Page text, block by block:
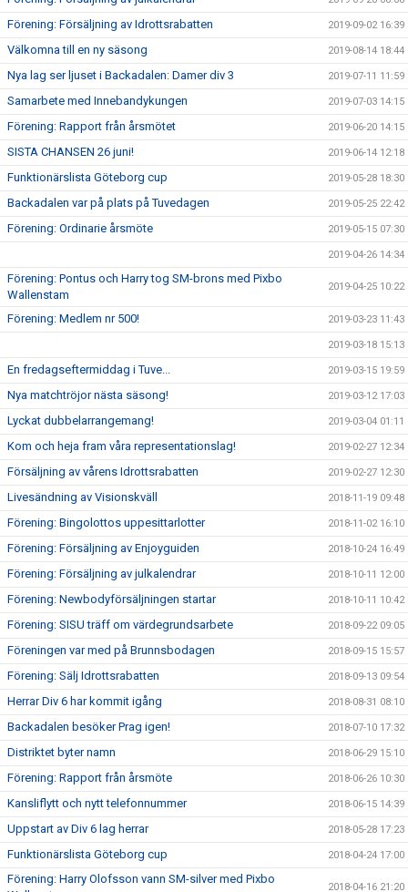
Förening: Försäljning av Idrottsrabatten 2019-09-02 16:39
Välkomna till en ny säsong 2019-08-14 18:44
Nya lag ser ljuset i Backadalen: Damer div 3 2019-07-11 11:59
Samarbete med Innebandykungen 2019-07-03 14:15
Förening: Rapport från årsmötet 2019-06-20 14:15
SISTA CHANSEN 26 juni! 2019-06-14 12:18
Funktionärslista Göteborg cup 2019-05-28 18:30
Backadalen var på plats på Tuvedagen 2019-05-25 22:42
Förening: Ordinarie årsmöte 2019-05-15 07:30
2019-04-26 14:34
Förening: Pontus och Harry tog SM-brons med Pixbo
Wallenstam
2019-04-25 10:22
Förening: Medlem nr 500! 2019-03-23 11:43
2019-03-18 15:13
En fredagseftermiddag i Tuve... 2019-03-15 19:59
Nya matchtröjor nästa säsong! 2019-03-12 17:03
Lyckat dubbelarrangemang! 2019-03-04 01:11
Kom och heja fram våra representationslag! 2019-02-27 12:34
Försäljning av vårens Idrottsrabatten 2019-02-27 12:30
Livesändning av Visionskväll 2018-11-19 09:48
Förening: Bingolottos uppesittarlotter 2018-11-02 16:10
Förening: Försäljning av Enjoyguiden 2018-10-24 16:49
Förening: Försäljning av julkalendrar 2018-10-11 12:00
Förening: Newbodyförsäljningen startar 2018-10-11 10:42
Förening: SISU träff om värdegrundsarbete 2018-09-22 09:05
Föreningen var med på Brunnsbodagen 2018-09-15 15:57
Förening: Sälj Idrottsrabatten 2018-09-13 09:54
Herrar Div 6 har kommit igång 2018-08-31 08:10
Backadalen besöker Prag igen! 2018-07-10 17:32
Distriktet byter namn 2018-06-29 15:10
Förening: Rapport från årsmöte 2018-06-26 10:30
Kansliflytt och nytt telefonnummer 2018-06-15 14:39
Uppstart av Div 6 lag herrar 2018-05-28 17:23
Funktionärslista Göteborg cup 2018-04-24 17:00
Förening: Harry Olofsson vann SM-silver med Pixbo
2018-04-16 21:20